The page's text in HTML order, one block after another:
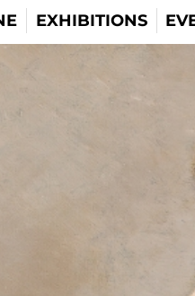
EXHIBITIONS